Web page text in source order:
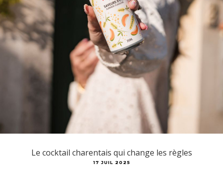
Le cocktail charentais qui change les règles
17 JUIL 2025